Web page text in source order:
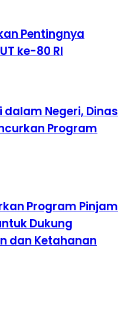
Pentingnya
ke-80 RI
dalam Negeri, Dinas
Program
Program Pinjam
Dukung
dan Ketahanan